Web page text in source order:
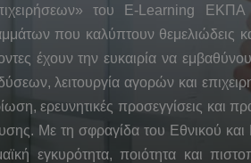
του E-Learning ΕΚΠΑ
που καλύπτουν θεμελιώδεις
έχουν την ευκαιρία να
λειτουργία αγορών και
ερευνητικές προσεγγίσεις και
Με τη σφραγίδα του Εθνικού και
εγκυρότητα, ποιότητα και